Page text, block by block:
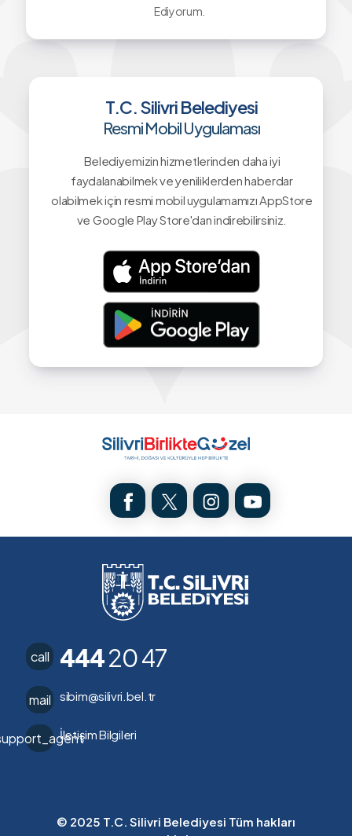
Ediyorum.
T.C. Silivri Belediyesi
Resmi Mobil Uygulaması
Belediyemizin hizmetlerinden daha iyi
faydalanabilmek ve yeniliklerden haberdar
olabilmek için resmi mobil uygulamamızı AppStore
ve Google Play Store'dan indirebilirsiniz.
call 44420 47
mail sibim@silivri.bel.tr
İletişim Bilgileri
© 2025 T.C. Silivri Belediyesi Tüm hakları